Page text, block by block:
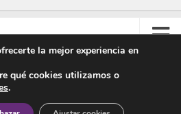
- Todos los derechos reservados
la mejor experiencia en
qué cookies utilizamos o
.